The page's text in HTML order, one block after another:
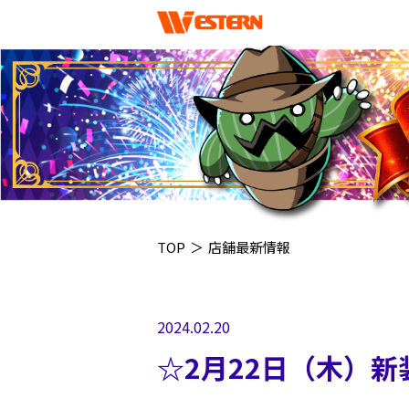
TOP ＞ 店舗最新情報
2024.02.20
☆2月22日（木）